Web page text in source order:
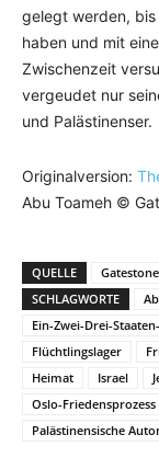
gelegt werden,
haben und mit
Zwischenzeit
vergeudet nur
und Palästinenser.
Originalversion:
Abu Toameh ©
QUELLE
SCHLAGWORTE
Ein-Zwei-Drei-
Flüchtlingslager
Heimat
Israel
Oslo-Friedensprozess
Palästinensische